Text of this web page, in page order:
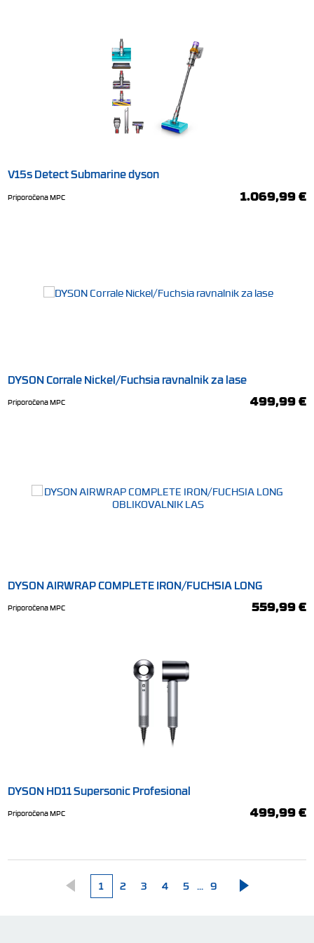
V15s Detect Submarine dyson
Priporočena MPC 1.069,99 €
DYSON Corrale Nickel/Fuchsia ravnalnik za lase
Priporočena MPC 499,99 €
DYSON AIRWRAP COMPLETE IRON/FUCHSIA LONG
Priporočena MPC 559,99 €
DYSON HD11 Supersonic Profesional
Priporočena MPC 499,99 €
1 2 3 4 5 ... 9